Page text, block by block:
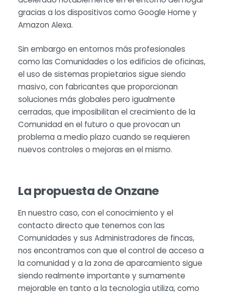
gracias a los dispositivos como Google Home y
Amazon Alexa.
Sin embargo en entornos más profesionales
como las Comunidades o los edificios de oficinas,
el uso de sistemas propietarios sigue siendo
masivo, con fabricantes que proporcionan
soluciones más globales pero igualmente
cerradas, que imposibilitan el crecimiento de la
Comunidad en el futuro o que provocan un
problema a medio plazo cuando se requieren
nuevos controles o mejoras en el mismo.
La propuesta de Onzane
En nuestro caso, con el conocimiento y el
contacto directo que tenemos con las
Comunidades y sus Administradores de fincas,
nos encontramos con que el control de acceso a
la comunidad y a la zona de aparcamiento sigue
siendo realmente importante y sumamente
mejorable en tanto a la tecnología utiliza, como